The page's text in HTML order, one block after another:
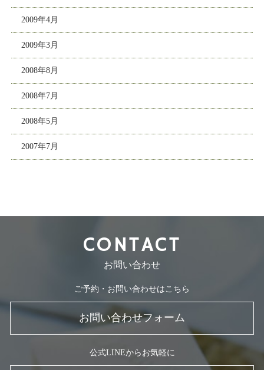
2009年4月
2009年3月
2008年8月
2008年7月
2008年5月
2007年7月
CONTACT
お問い合わせ
ご予約・お問い合わせはこちら
お問い合わせフォーム
公式LINEからお気軽に